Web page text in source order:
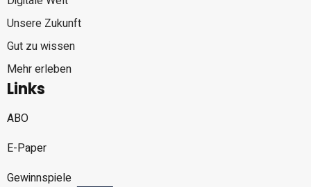
Unsere Zukunft
Gut zu wissen
Mehr erleben
Links
ABO
E-Paper
Gewinnspiele